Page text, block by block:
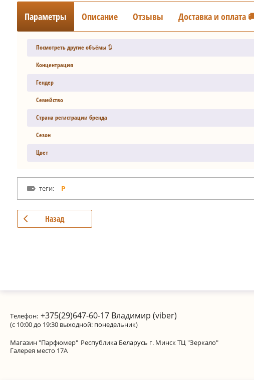
Параметры Описание Отзывы Доставка и оплата
Посмотреть другие объёмы 🔃
Концентрация
Гендер
Семейство
Страна регистрации бренда
Сезон
Цвет
теги: P
Назад
Телефон: +375(29)647-60-17 Владимир (viber)
(с 10:00 до 19:30 выходной: понедельник)
Магазин "Парфюмер" Республика Беларусь г. Минск ТЦ "Зеркало"
Галерея место 17А